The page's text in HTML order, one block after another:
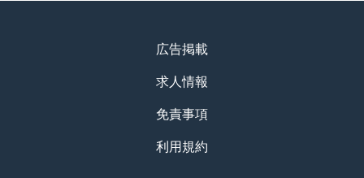
広告掲載
求人情報
免責事項
利用規約